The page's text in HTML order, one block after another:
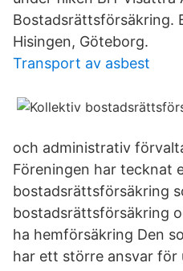
Bostadsrättsförsäkring.
Hisingen, Göteborg.
Transport av asbest
och administrativ
Föreningen har tecknat
bostadsrättsförsäkring
bostadsrättsförsäkring
ha hemförsäkring Den
har ett större ansvar för